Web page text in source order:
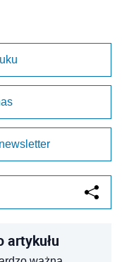
artykułu